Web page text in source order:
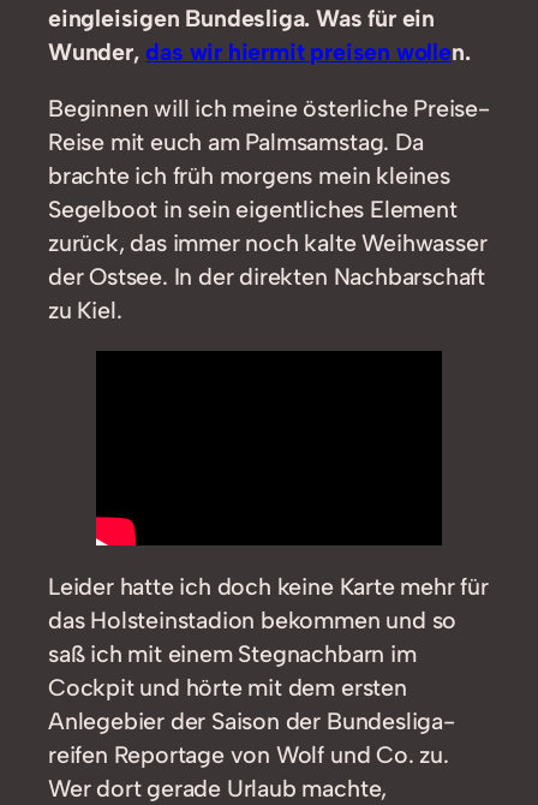
eingleisigen Bundesliga. Was für ein
Wunder,das wir hiermit preisen wollen.
Beginnen will ich meine österliche Preise-
Reise mit euch am Palmsamstag. Da
brachte ich früh morgens mein kleines
Segelboot in sein eigentliches Element
zurück, das immer noch kalte Weihwasser
der Ostsee. In der direkten Nachbarschaft
zu Kiel.
Leider hatte ich doch keine Karte mehr für
das Holsteinstadion bekommen und so
saß ich mit einem Stegnachbarn im
Cockpit und hörte mit dem ersten
Anlegebier der Saison der Bundesliga-
reifen Reportage von Wolf und Co. zu.
Wer dort gerade Urlaub machte,